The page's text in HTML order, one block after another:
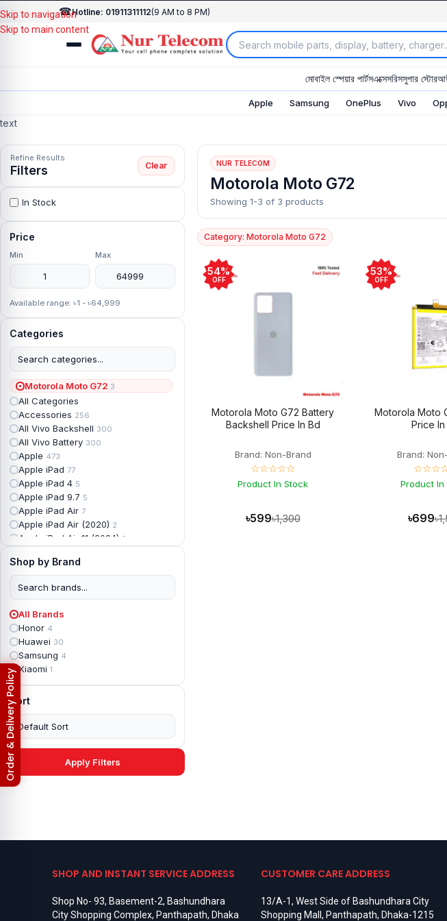
☎Hotline: 01911311112(9 AM to 8 PM)
মোবাইল স্পেয়ার পার্টসএক্সেসরিসসুপার স্টোর
Apple Samsung OnePlus Vivo
Skip to navigation
Skip to main content
text
Refine Results
Filters Clear
In Stock
Price
Min Max
Available range: ৳1 - ৳64,999
Categories
Motorola Moto G72 3
All Categories
Accessories 256
All Vivo Backshell 300
All Vivo Battery 300
Apple 473
Apple iPad 77
Apple iPad 4 5
Apple iPad 9.7 5
Apple iPad Air 7
Apple iPad Air (2020) 2
Apple iPad Air 11 (2024) 2
Apple iPad Backshell
Apple iPad Battery
Apple iPad Display
Apple iPad mini 2
Apple iPad Mini 3
Apple iPad mini 4
Apple iPad Pro 10.5
Apple iPad Pro 11
Apple iPad Pro 12.96
Apple iPad Pro 12.9 2nd Gen
Apple iPad Pro 9.7 (2016)6
Apple iPad Pro 9.7 (2018)
4
Asus ROG Phone 2
Asus ROG Phone 3
Asus ROG Phone 5s Pro3
Asus Rog Phone 7
Asus ROG Phone 8 3
Shop by Brand
All Brands
Honor 4
Huawei 30
Samsung 4
Xiaomi 1
Sort
Apply Filters
NUR TELECOM
Motorola Moto G72
Showing 1-3 of 3 products
Category: Motorola Moto G72
54%
OFF
Motorola Moto G72 Battery
Backshell Price In Bd
Brand: Non-Brand
☆☆☆☆☆
Product In Stock
৳599৳1,300
53%
OFF
Motorola Moto
Price In
Brand:
Product In
৳699
SHOP AND INSTANT SERVICE ADDRESS
Shop No- 93, Basement-2, Bashundhara
City Shopping Complex, Panthapath, Dhaka
CUSTOMER CARE ADDRESS
13/A-1, West Side of Bashundhara City
Shopping Mall, Panthapath, Dhaka-1215
Order & Delivery Policy